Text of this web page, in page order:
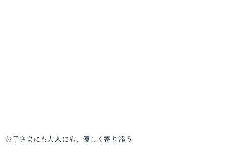
お子さまにも大人にも、優しく寄り添う